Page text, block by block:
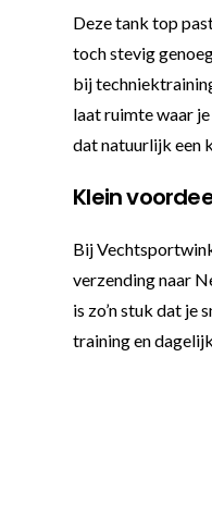
Deze tank top
toch stevig
bij
laat ruimte waar
dat natuurlijk een
Klein
Bij
verzending naar
is zo’n stuk dat
training en